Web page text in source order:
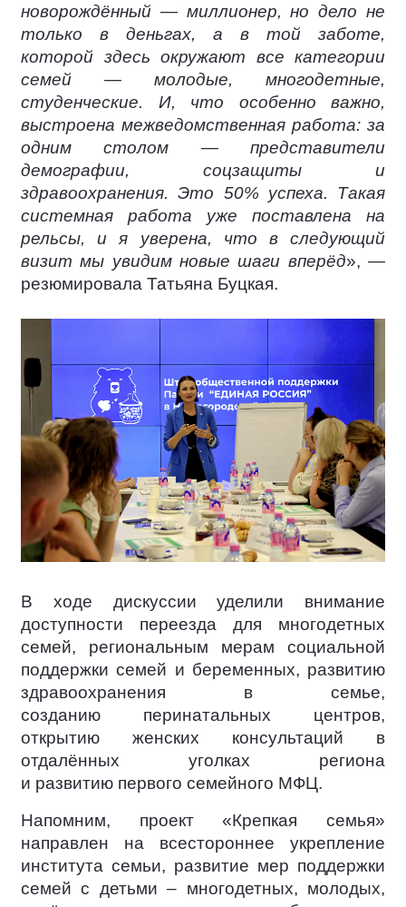
новорождённый — миллионер, но дело не
только в деньгах, а в той заботе,
которой здесь окружают все категории
семей — молодые, многодетные,
студенческие. И, что особенно важно,
выстроена межведомственная работа: за
одним столом — представители
демографии, соцзащиты и
здравоохранения. Это 50% успеха. Такая
системная работа уже поставлена на
рельсы, и я уверена, что в следующий
визит мы увидим новые шаги вперёд», —
резюмировала Татьяна Буцкая.
В ходе дискуссии уделили внимание
доступности переезда для многодетных
семей, региональным мерам социальной
поддержки семей и беременных, развитию
здравоохранения в семье,
созданию перинатальных центров,
открытию женских консультаций в
отдалённых уголках региона
и развитию первого семейного МФЦ.
Напомним, проект «Крепкая семья»
направлен на всестороннее укрепление
института семьи, развитие мер поддержки
семей с детьми – многодетных, молодых,